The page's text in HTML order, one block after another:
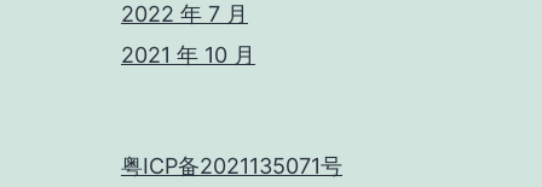
2022 年 7 月
2021 年 10 月
粤ICP备2021135071号